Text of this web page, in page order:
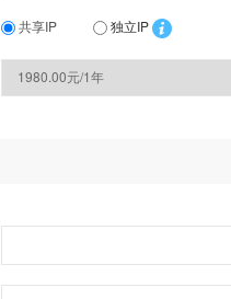
共享IP 独立IP